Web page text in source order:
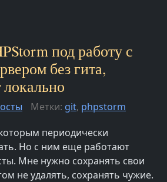
под работу с
без гита,
локально
Метки: git, phpstorm
периодически
Но с ним еще работают
Мне нужно сохранять свои
не удалять, сохранять чужие.